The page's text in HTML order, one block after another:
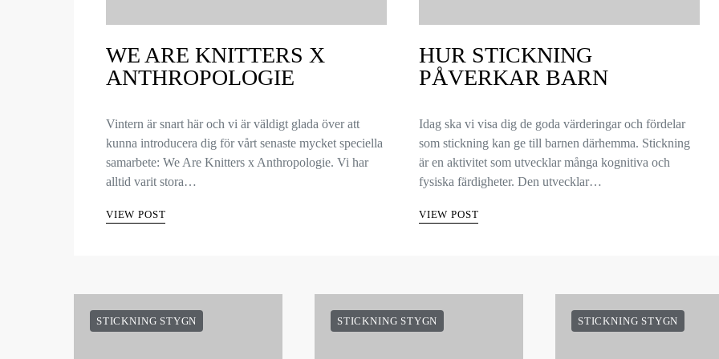
WE ARE KNITTERS X
ANTHROPOLOGIE
Vintern är snart här och vi är väldigt glada över att
kunna introducera dig för vårt senaste mycket speciella
samarbete: We Are Knitters x Anthropologie. Vi har
alltid varit stora…
VIEW POST
HUR STICKNING
PÅVERKAR BARN
Idag ska vi visa dig de goda värderingar och fördelar
som stickning kan ge till barnen därhemma. Stickning
är en aktivitet som utvecklar många kognitiva och
fysiska färdigheter. Den utvecklar…
VIEW POST
STICKNING STYGN STICKNING STYGN STICKNING STYGN